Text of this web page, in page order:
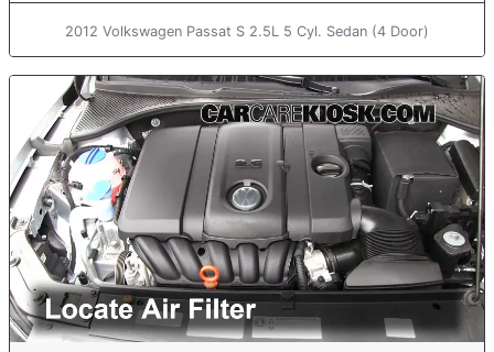
2012 Volkswagen Passat S 2.5L 5 Cyl. Sedan (4 Door)